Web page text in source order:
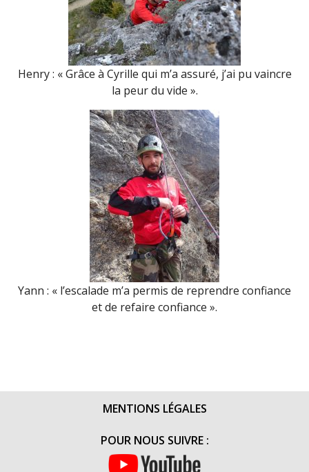
Henry : « Grâce à Cyrille qui m’a assuré, j’ai pu vaincre
la peur du vide ».
Yann : « l’escalade m’a permis de reprendre confiance
et de refaire confiance ».
MENTIONS LÉGALES
POUR NOUS SUIVRE :